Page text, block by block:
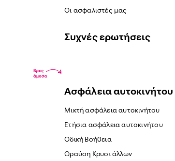
Οι ασφαλιστές μας
Συχνές ερωτήσεις
Ασφάλεια αυτοκινήτου
Μικτή ασφάλεια αυτοκινήτου
Ετήσια ασφάλεια αυτοκινήτου
Οδική Βοήθεια
Θραύση Κρυστάλλων